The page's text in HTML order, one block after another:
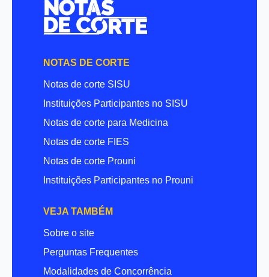
NOTAS DE CORTE
Notas de corte SISU
Instituições Participantes no SISU
Notas de corte para Medicina
Notas de corte FIES
Notas de corte Prouni
Instituições Participantes no Prouni
VEJA TAMBÉM
Sobre o site
Perguntas Frequentes
Modalidades de Concorrência